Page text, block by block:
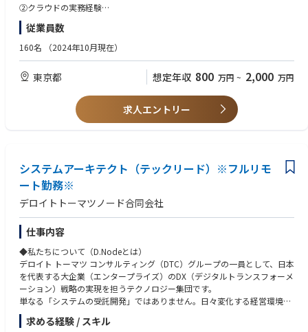
・LangChain/LangGraph,MLflow
・★MicrosoftAgentFramework,★SemanticKernel,AutoGen
・★MCP,★MCPPythonSDK,★FastMCP,★ROS2
・★A2A,★AP2
laC/CI：
・Terraform,CloudFormation,Ansible
・GitHubActions,AWSCodePipeline,AzureDevOps,Jenkins
AIロボティクス：
・★SLAM,★Navigation,★強化学習・模倣学習・ロボット言語モデル
データベース：
・各種RDS,NoSQL,★NewSQL,VectorDB,★GraphDB
監視/評価/セキュリティ：
・★Langfuse,★RAGAS,★RAGChecker,★mlFlow,★Datadog,Snyk
※1 ★印以外：D.Nodeに組織としてノウハウがあるもの
※2 2025年12月時点
◆このポジションの魅力（業務の魅力）
プロダクトの成長に合わせた柔軟な技術選定やアーキテクチャ設計に裁量
を持てるほか、チームビルディングやメンバー育成、開発環境の整備な
ど、組織づくりにも深く関わることができます。
◆取り扱うソリューション
ビジネスのスピードに合わせ、モダンな開発環境を採用しています。
開発手法： アジャイル（スクラム開発）
・AWS Bedrock,SageMaker,Knowledge Base for Amazon Bedrock etc
・Azure AI Foundry,OpenAI Service,Machine Learning,AI Search, Prompt
Flow etc
・Google Cloud Vertex AI,Agent Engine,Vertex AI Search,Gemini Enterpris
e etc
・NVIDIA NIM,NeMo,Omniverse,Databricks - Agent Bricks
データ基盤/活用：
・AWS Redshift / Athena,Glue,Kinesis Data Analytics,EMR,Kinesis + SNS/S
QS,Glue Studio etc
・Azure Synapse Analytics,Data Factory,Synapse Pipelines,HDInsight,Eve
nt Hubs,Data Factory etc
・Google Cloud BigQuery,Pub/Sub,★Dataplex,Dataflow etc
・Databricks,Snowflake
②クラウド化・モダナイズに向けた要件定義・方式設計：
た方式設計
・クラウドネイティブ（マイクロサービス、サーバーレス等）を見据えた
次世代システムアーキテクチャの設計
③マイグレーションの実行・テスト・検証：
・クラウド上でのインフラ環境構築、データの移行、およびアプリケーシ
・移行フェーズにおける各種テスト・検証の計画と実行
④クラウド環境での開発・継続的な運用改善
案件事例：※本求人だけではなくD.Nodeでの過去案件を一部記載させて
いただきます※
・自動車業界クライアント向け：複数システムのデータを一元的に連携す
るクラウドサービス基盤の設計
・自動車業界クライアント向け：車両から発信される情報を集約、管理、
活用するグローバル基盤構築
・自動車業界クライアント向け：車両から発信されるデータの蓄積と再利
用のためのDB基盤構築
・電気通信事業クライアント向け：デジタルマーケティングシステムにお
けるAPIリアルタイム連携構築
・小売業クライアント向け：オンプレミスのクラウド移行
・電気ガス事業クライアント向け：生成AIアプリケーション（RAG/AIエー
ジェント）のプロトタイプ、本番開発におけるRAGチューニング・評価な
ど対応
②クラウドの実務経験
・システムアーキテクチャ設計の経験（外す）
・クラウドインフラの設計、構築、運用の実務経験（AWS、Azure、Goog
le Cloudのうち1つ以上で可）
◆歓迎条件
①アプリケーション・レガシー領域の経験
・オープン系技術によるアプリケーション設計・開発経験（Java、Pytho
・レガシーシステムの分析、設計、開発経験
らの脱却案件で活かせます）
②データ・モダンテクノロジーの経験
・DBMSを用いたデータベースの設計・運用経験
・マイクロサービスアーキテクチャ、またはサーバーレスアーキテクチャ
に関する知識・経験
・Docker / Kubernetesによるコンテナ技術の知識・経験
・CI/CDパイプラインの設計、構築、運用経験（DevOpsの推進）
・セキュリティに関する知識・経験
従業員数
160名 （2024年10月現在）
東京都 想定年収 800 万円 ~ 2,000 万円
求人エントリー
システムアーキテクト（テックリード）※フルリモ
ート勤務※
デロイトトーマツノード合同会社
仕事内容
◆私たちについて（D.Nodeとは）
デロイト トーマツ コンサルティング（DTC）グループの一員として、日本
を代表する大企業（エンタープライズ）のDX（デジタルトランスフォーメ
ーション）戦略の実現を担うテクノロジー集団です。
単なる「システムの受託開発」ではありません。日々変化する経営環境に
適応するため、ビジネスの仕組みづくりそのものを変革します。業界の深
い知見と高度な技術力を武器に、戦略構想から開発・運用まで「End to E
求める経験 / スキル